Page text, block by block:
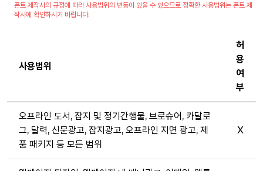
폰트 제작사의 규정에 따라 사용범위의 변동이 있을 수 있으므로 정확한 사용범위는 폰트 제
작사에 확인하시기 바랍니다.
사용범위
허
용
여
부
오프라인 도서, 잡지 및 정기간행물, 브로슈어, 카달로
그, 달력, 신문광고, 잡지광고, 오프라인 지면 광고, 제
품 패키지 등 모든 범위
X